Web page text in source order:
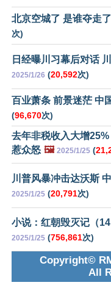
北京空城了 是谁夺走
次)
日经曝川习幕后对话
2025/1/26 (20,592次)
百业萧条 前景迷茫 中
(96,670次)
去年非税收入大增
惹众怒 🖼️ 2025/1/25 (
川普风暴冲击达沃斯
2025/1/25 (20,791次)
小说：红朝毁灭记（
2025/1/25 (756,861次)
Copyright©
All